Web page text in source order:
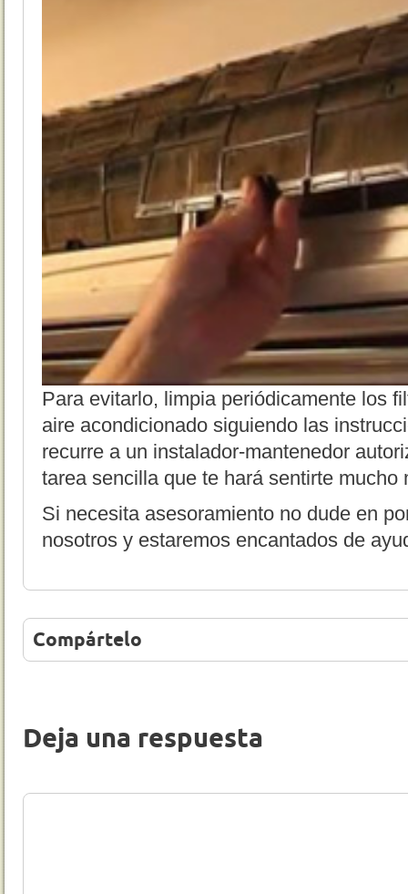
Para evitarlo, limpia periódicamente los
aire acondicionado siguiendo las
recurre a un instalador-mantenedor
tarea sencilla que te hará sentirte mucho
Si necesita asesoramiento no dude en
nosotros y estaremos encantados de
Compártelo
Deja una respuesta